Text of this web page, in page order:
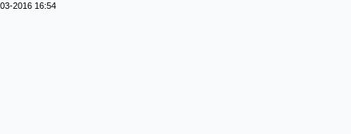
2016 16:54